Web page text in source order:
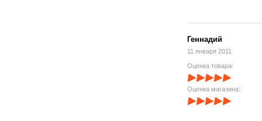
Геннадий
11 января 2011
Оценка товара:
Оценка магазина: